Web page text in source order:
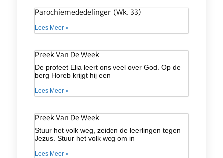
Parochiemededelingen (wk. 33)
Lees Meer »
Preek Van De Week
De profeet Elia leert ons veel over God. Op de
berg Horeb krijgt hij een
Lees Meer »
Preek Van De Week
Stuur het volk weg, zeiden de leerlingen tegen
Jezus. Stuur het volk weg om in
Lees Meer »